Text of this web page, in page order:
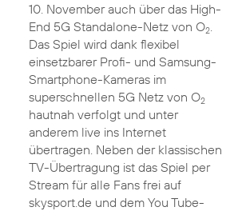
10. November auch über das High-
End 5G Standalone-Netz von O2.
Das Spiel wird dank flexibel
einsetzbarer Profi- und Samsung-
Smartphone-Kameras im
superschnellen 5G Netz von O2
hautnah verfolgt und unter
anderem live ins Internet
übertragen. Neben der klassischen
TV-Übertragung ist das Spiel per
Stream für alle Fans frei auf
skysport.de und dem You Tube-